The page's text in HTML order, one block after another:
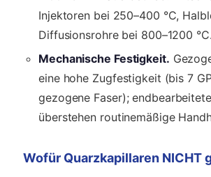
Injektoren bei 250–400 °C,
Diffusionsrohre bei 800–1200 °C.
Mechanische Festigkeit.
eine hohe Zugfestigkeit (bis 7
gezogene Faser);
überstehen routinemäßige
Wofür Quarzkapillaren NICHT